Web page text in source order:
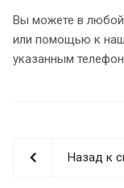
Вы можете в любой
или помощью к
указанным
Назад к